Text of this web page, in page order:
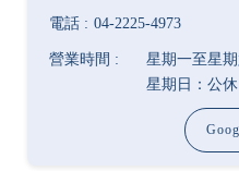
04-2225-4973
星期一至星
星期日：公休